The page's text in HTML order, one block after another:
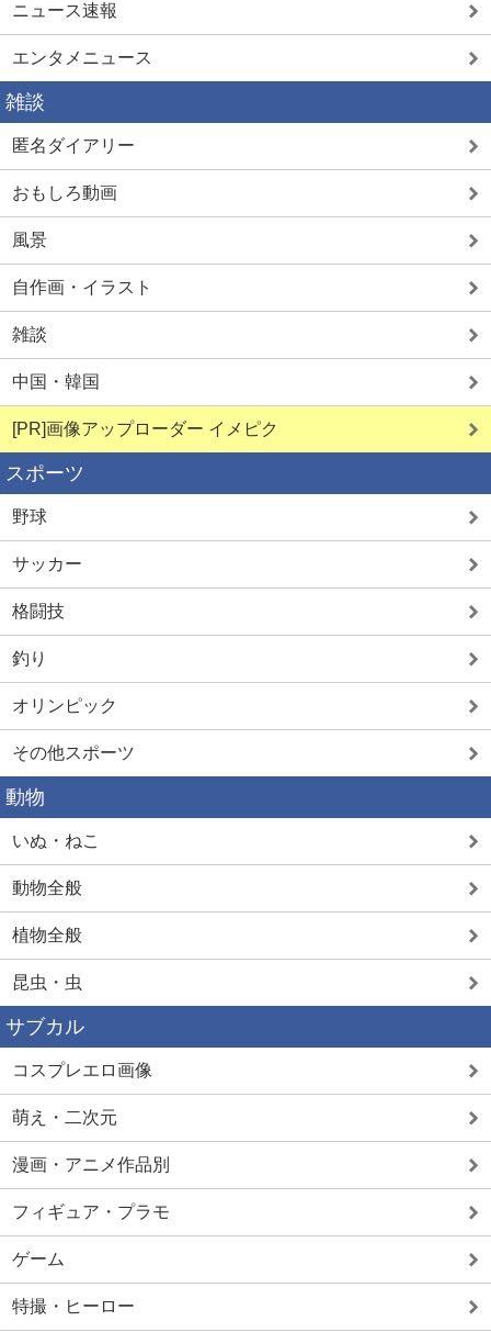
ニュース速報
エンタメニュース
雑談
匿名ダイアリー
おもしろ動画
風景
自作画・イラスト
雑談
中国・韓国
[PR]画像アップローダー イメピク
スポーツ
野球
サッカー
格闘技
釣り
オリンピック
その他スポーツ
動物
いぬ・ねこ
動物全般
植物全般
昆虫・虫
サブカル
コスプレエロ画像
萌え・二次元
漫画・アニメ作品別
フィギュア・プラモ
ゲーム
特撮・ヒーロー